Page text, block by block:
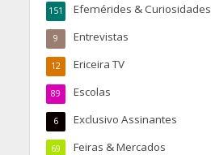
Efemérides & Curiosidades
151
Entrevistas
9
Ericeira TV
12
Escolas
89
Exclusivo Assinantes
6
Feiras & Mercados
69